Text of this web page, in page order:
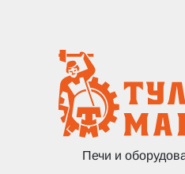
Печи и